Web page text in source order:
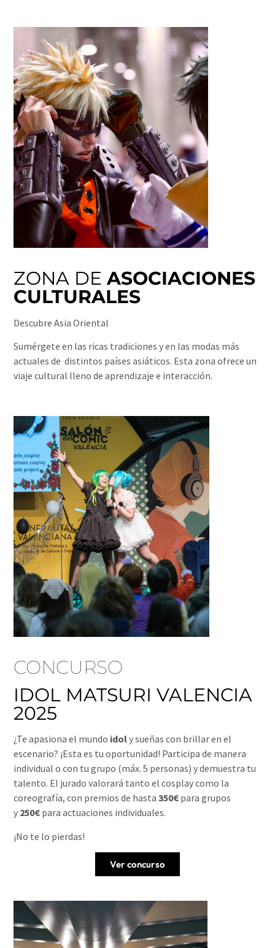
ZONA DEASOCIACIONES
CULTURALES
Descubre Asia Oriental
Sumérgete en las ricas tradiciones y en las modas más
actuales de distintos países asiáticos. Esta zona ofrece un
viaje cultural lleno de aprendizaje e interacción.
CONCURSO
IDOL MATSURI VALENCIA
2025
¿Te apasiona el mundo idoly sueñas con brillar en el
escenario? ¡Esta es tu oportunidad! Participa de manera
individual o con tu grupo (máx. 5 personas) y demuestra tu
talento. El jurado valorará tanto el cosplay como la
coreografía, con premios de hasta350€ para grupos
y 250€ para actuaciones individuales.
¡No te lo pierdas!
Ver concurso